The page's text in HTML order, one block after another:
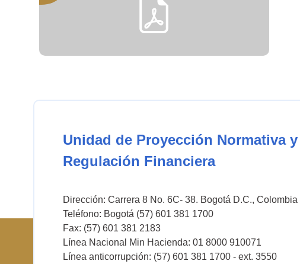
Unidad de Proyección Normativa
Regulación Financiera
Dirección: Carrera 8 No. 6C- 38. Bogotá D.C., Colombia
Teléfono: Bogotá (57) 601 381 1700
Fax: (57) 601 381 2183
Línea Nacional Min Hacienda: 01 8000 910071
Línea anticorrupción: (57) 601 381 1700 - ext. 3550